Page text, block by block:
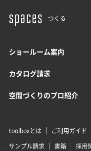
つくる
ショールーム案内
カタログ請求
空間づくりのプロ紹介
toolboxとは ご利用ガイド
サンプル請求
書籍 採用